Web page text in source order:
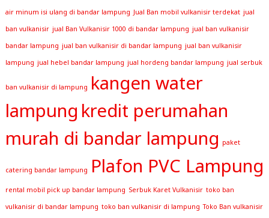
air minum isi ulang di bandar lampung Jual Ban mobil vulkanisir terdekat jual
ban vulkanisir jual Ban Vulkanisir 1000 di bandar lampung jual ban vulkanisir
bandar lampung jual ban vulkanisir di bandar lampung jual ban vulkanisir
lampung jual hebel bandar lampung jual hordeng bandar lampung jual serbuk
ban vulkanisir di lampung kangen water
lampung kredit perumahan
murah di bandar lampung paket
catering bandar lampung Plafon PVC Lampung
rental mobil pick up bandar lampung Serbuk Karet Vulkanisir toko ban
vulkanisir di bandar lampung toko ban vulkanisir di lampung Toko Ban vulkanisir